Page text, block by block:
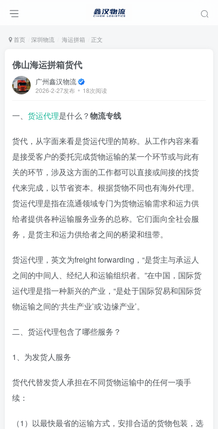
首页 深圳物流 海运拼箱 正文
佛山海运拼箱货代
广州鑫汉物流
2026-2-27发布 18次阅读
一、 货运代理是什么？物流专线
货代，从字面来看是货运代理的简称。从工作内容来看
是接受客户的委托完成货物运输的某一个环节或与此有
关的环节，涉及这方面的工作都可以直接或间接的找货
代来完成，以节省资本。根据货物不同也有海外代理。
货运代理是指在流通领域专门为货物运输需求和运力供
给者提供各种运输服务业务的总称。它们面向全社会服
务，是货主和运力供给者之间的桥梁和纽带。
货运代理，英文为freight forwarding，“是货主与承运人
之间的中间人、经纪人和运输组织者。”在中国，国际货
运代理是指一种新兴的产业，“是处于国际贸易和国际货
物运输之间的‘共生产业’或‘边缘产业’。
二、货运代理包含了哪些服务？
1、为发货人服务
货代代替发货人承担在不同货物运输中的任何一项手
续：
（1）以最快最省的运输方式，安排合适的货物包装，选